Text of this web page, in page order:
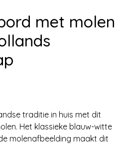
met molen
traditie in huis met dit
Het klassieke blauw-witte
molenafbeelding maakt dit